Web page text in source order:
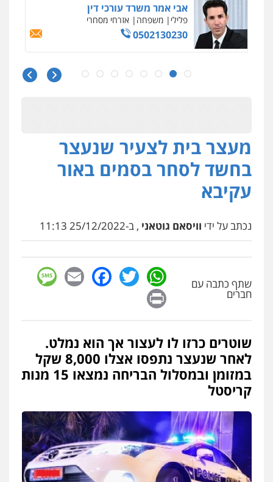
אבי אמר משרד עורכי דין
פלילי משפחה אזרחי מסחרי
0502130230
חליל ביאדי – משרד עורכי דין
עו"ד איהאב זבידאת
פלילי פשיעה חמורה ארגוני פשע
המתה עבירות מין
0509930581
פלילי תעבורה
עו"ד אליה חן ברק
פשיעה חמורה
ומעצרים אסירים
עו"ד שאדי נאטור
פלילי פשיעה חמורה מעצרים וחקירות
0509230800
גיל דביר – משרד עורכי דין
פלילי פשיעה כלכלית צווארון לבן
0506217771
מעצר בית לצעיר שנעצר
בחשד לסחר בסמים באור
עקיבא
נכתב על ידי וויסאם גוטאני , ב-25/12/2022 11:13
שתף כתבה עם
חברים
WhatsApp
Twitter
Facebook
Email
שוטרים כרזו לו לעצור אך הוא נמלט.
לאחר שנעצר נתפסו אצלו 8,000 שקל
במזומן ובמסלול הבריחה נמצאו 15 מנות
קריסטל